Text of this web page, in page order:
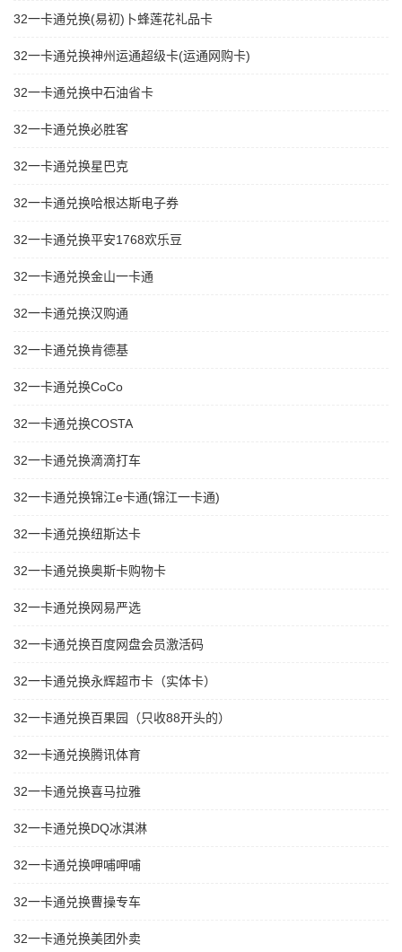
32一卡通兑换(易初)卜蜂莲花礼品卡
32一卡通兑换神州运通超级卡(运通网购卡)
32一卡通兑换中石油省卡
32一卡通兑换必胜客
32一卡通兑换星巴克
32一卡通兑换哈根达斯电子券
32一卡通兑换平安1768欢乐豆
32一卡通兑换金山一卡通
32一卡通兑换汉购通
32一卡通兑换肯德基
32一卡通兑换CoCo
32一卡通兑换COSTA
32一卡通兑换滴滴打车
32一卡通兑换锦江e卡通(锦江一卡通)
32一卡通兑换纽斯达卡
32一卡通兑换奥斯卡购物卡
32一卡通兑换网易严选
32一卡通兑换百度网盘会员激活码
32一卡通兑换永辉超市卡（实体卡）
32一卡通兑换百果园（只收88开头的）
32一卡通兑换腾讯体育
32一卡通兑换喜马拉雅
32一卡通兑换DQ冰淇淋
32一卡通兑换呷哺呷哺
32一卡通兑换曹操专车
32一卡通兑换美团外卖